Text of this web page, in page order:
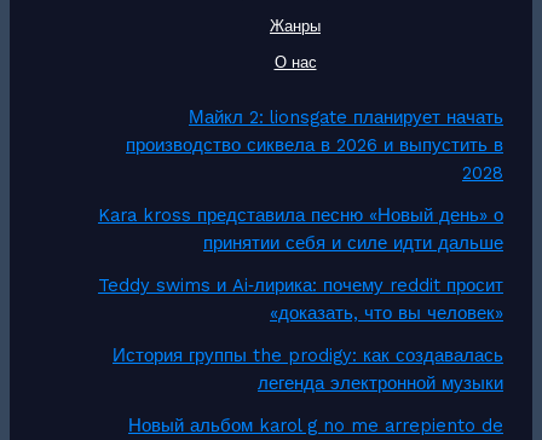
Жанры
О нас
Майкл 2: lionsgate планирует начать
производство сиквела в 2026 и выпустить в
2028
Kara kross представила песню «Новый день» о
принятии себя и силе идти дальше
Teddy swims и Ai‑лирика: почему reddit просит
«доказать, что вы человек»
История группы the prodigy: как создавалась
легенда электронной музыки
Новый альбом karol g no me arrepiento de